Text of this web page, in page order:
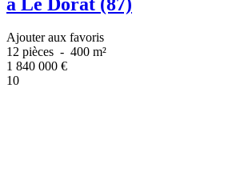
Ajouter aux favoris
12 pièces - 400 m²
1 840 000 €
10